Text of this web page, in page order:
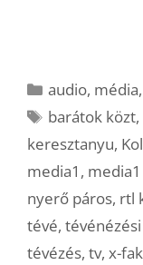
Kategória
audio, média,
Címkék
barátok közt,
keresztanyu,
media1 ,
nyerő páros, rtl
tévé,
tévézés, tv, x-